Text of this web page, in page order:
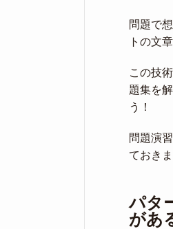
問題で
トの文
この技
題集を
う！
問題演
ておきま
パタ
があ